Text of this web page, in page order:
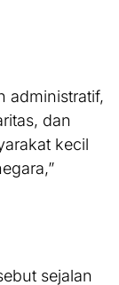
administratif,
dan
kecil
sejalan